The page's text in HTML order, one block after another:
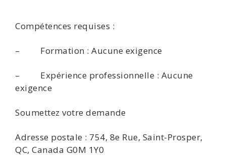
Compétences requises :
– Formation : Aucune exigence
– Expérience professionnelle : Aucune
exigence
Soumettez votre demande
Adresse postale : 754, 8e Rue, Saint-Prosper,
QC, Canada G0M 1Y0